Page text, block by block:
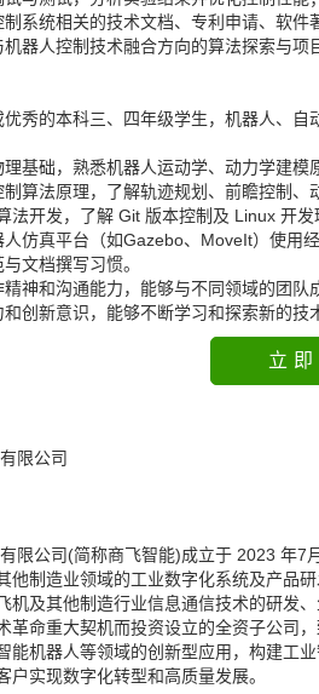
系统相关的技术文档、专利申请、软件
器人控制技术融合方向的算法探索与项
秀的本科三、四年级学生，机器人、
基础，熟悉机器人运动学、动力学建模
算法原理，了解轨迹规划、前瞻控制、
法开发，了解 Git 版本控制及 Linux 开发
仿真平台（如Gazebo、MoveIt）使用
文档撰写习惯。
神和沟通能力，能够与不同领域的团队
创新意识，能够不断学习和探索新的技
立
限公司
限公司(简称商飞智能)成立于 2023 年
他制造业领域的工业数字化系统及产品
机及其他制造行业信息通信技术的研发
革命重大契机而投资设立的全资子公司
能机器人等领域的创新型应用，构建工
户实现数字化转型和高质量发展。